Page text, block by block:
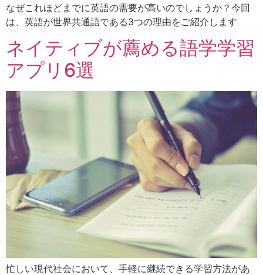
なぜこれほどまでに英語の需要が高いのでしょうか？今回
は、英語が世界共通語である3つの理由をご紹介します
ネイティブが薦める語学学習
アプリ6選
忙しい現代社会において、手軽に継続できる学習方法があ